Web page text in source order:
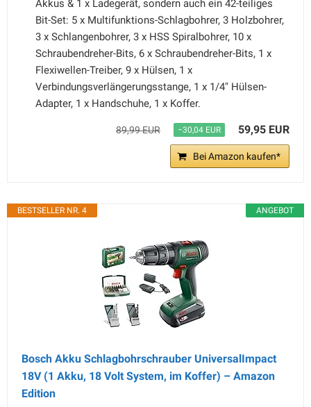
Akkus & 1 x Ladegerät, sondern auch ein 42-teiliges
Bit-Set: 5 x Multifunktions-Schlagbohrer, 3 Holzbohrer,
3 x Schlangenbohrer, 3 x HSS Spiralbohrer, 10 x
Schraubendreher-Bits, 6 x Schraubendreher-Bits, 1 x
Flexiwellen-Treiber, 9 x Hülsen, 1 x
Verbindungsverlängerungsstange, 1 x 1/4" Hülsen-
Adapter, 1 x Handschuhe, 1 x Koffer.
89,99 EUR −30,04 EUR 59,95 EUR
Bei Amazon kaufen*
ANGEBOT
BESTSELLER NR. 4
Bosch Akku Schlagbohrschrauber UniversalImpact
18V (1 Akku, 18 Volt System, im Koffer) – Amazon
Edition